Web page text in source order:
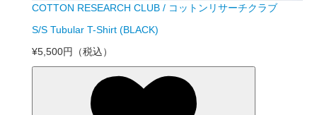
COTTON RESEARCH CLUB / コットンリサーチクラブ
S/S Tubular T-Shirt (BLACK)
¥5,500円
（税込）